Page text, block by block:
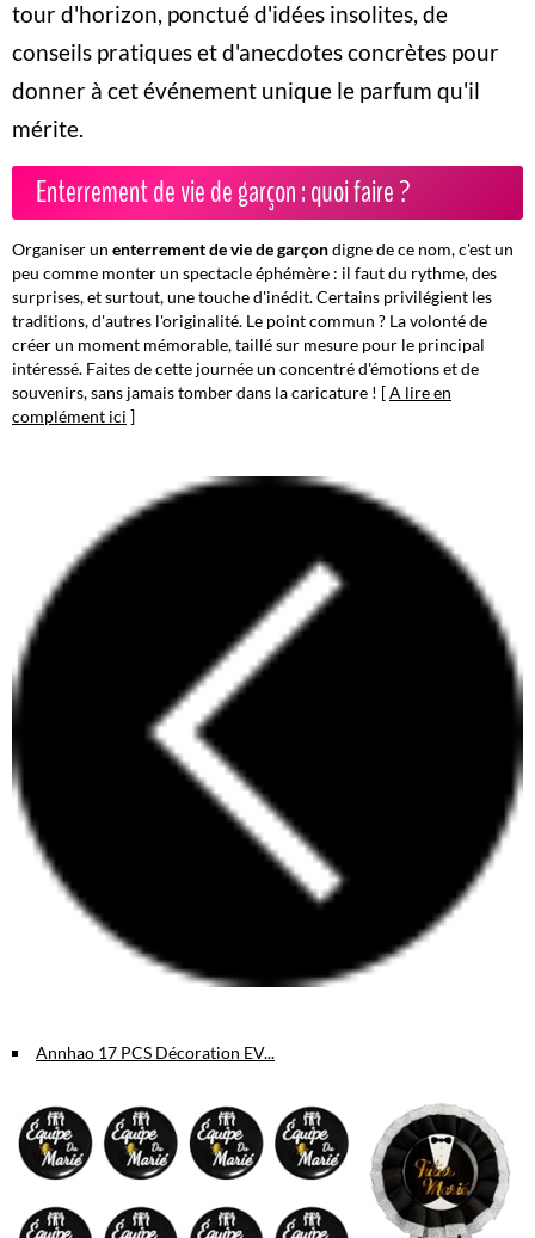
tour d'horizon, ponctué d'idées insolites, de
conseils pratiques et d'anecdotes concrètes pour
donner à cet événement unique le parfum qu'il
mérite.
Enterrement de vie de garçon : quoi faire ?
Organiser un enterrement de vie de garçondigne de ce nom, c'est un
peu comme monter un spectacle éphémère : il faut du rythme, des
surprises, et surtout, une touche d'inédit. Certains privilégient les
traditions, d'autres l'originalité. Le point commun ? La volonté de
créer un moment mémorable, taillé sur mesure pour le principal
intéressé. Faites de cette journée un concentré d'émotions et de
souvenirs, sans jamais tomber dans la caricature ! [A lire en
complément ici ]
Annhao 17 PCS Décoration EV...